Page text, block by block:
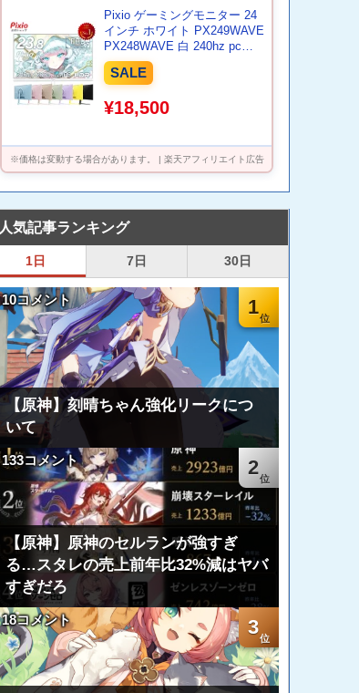
Pixio ゲーミングモニター 24
インチ ホワイト PX249WAVE
PX248WAVE 白 240hz pcモ
ニター 120Hz 144Hz 165Hz
対応 モニター ピンク ブルー
ベージュ フルHD IPS HDR ノ
ングレア スピーカー内蔵
大5年保証】
SALE
¥18,500
※価格は変動する場合があります。 | 楽天アフィリエイト広告
人気記事ランキング
1日 7日 30日
1
10コメント
【原神】刻晴ちゃん強化リークにつ
いて
2
133コメント
【原神】原神のセルランが強すぎ
る…スタレの売上前年比32%減はヤバ
すぎだろ
3
18コメント